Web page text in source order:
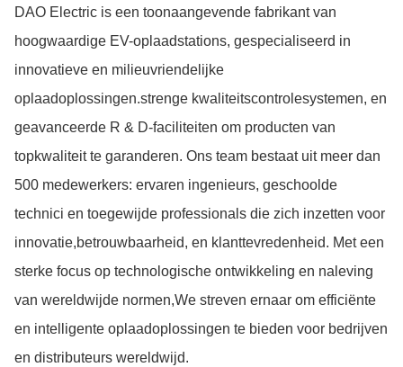
DAO Electric is een toonaangevende fabrikant van
hoogwaardige EV-oplaadstations, gespecialiseerd in
innovatieve en milieuvriendelijke
oplaadoplossingen.strenge kwaliteitscontrolesystemen, en
geavanceerde R & D-faciliteiten om producten van
topkwaliteit te garanderen. Ons team bestaat uit meer dan
500 medewerkers: ervaren ingenieurs, geschoolde
technici en toegewijde professionals die zich inzetten voor
innovatie,betrouwbaarheid, en klanttevredenheid. Met een
sterke focus op technologische ontwikkeling en naleving
van wereldwijde normen,We streven ernaar om efficiënte
en intelligente oplaadoplossingen te bieden voor bedrijven
en distributeurs wereldwijd.